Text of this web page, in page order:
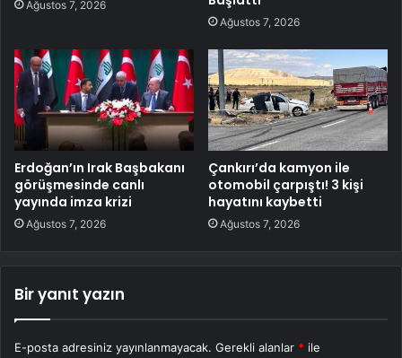
Ağustos 7, 2026
Ağustos 7, 2026
Erdoğan’ın Irak Başbakanı
görüşmesinde canlı
yayında imza krizi
Ağustos 7, 2026
Çankırı’da kamyon ile
otomobil çarpıştı! 3 kişi
hayatını kaybetti
Ağustos 7, 2026
Bir yanıt yazın
E-posta adresiniz yayınlanmayacak. Gerekli alanlar * ile